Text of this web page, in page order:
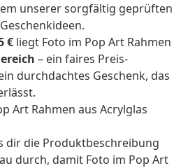
unserer sorgfältig geprüften
€ liegt Foto im Pop Art Rahmen
– ein faires Preis-
durchdachtes Geschenk, das
Art Rahmen aus Acrylglas
dir die Produktbeschreibung
durch, damit Foto im Pop Art